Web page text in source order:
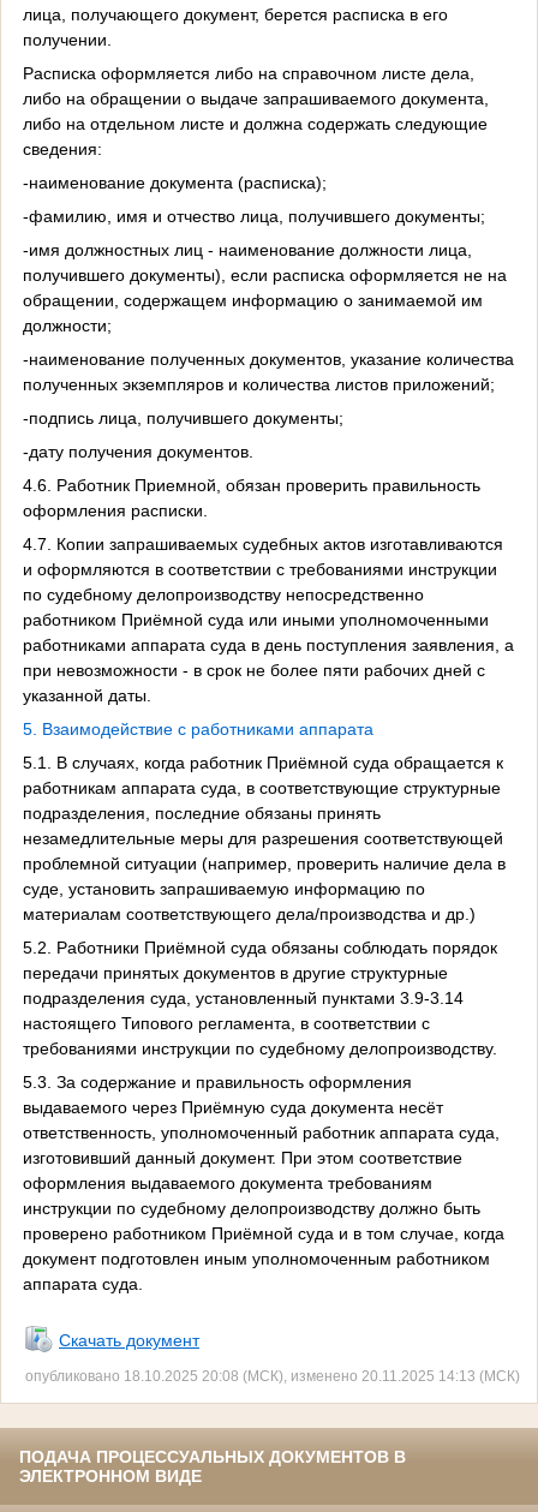
лица, получающего документ, берется расписка в его
получении.
Расписка оформляется либо на справочном листе дела,
либо на обращении о выдаче запрашиваемого документа,
либо на отдельном листе и должна содержать следующие
сведения:
-наименование документа (расписка);
-фамилию, имя и отчество лица, получившего документы;
-имя должностных лиц - наименование должности лица,
получившего документы), если расписка оформляется не на
обращении, содержащем информацию о занимаемой им
должности;
-наименование полученных документов, указание количества
полученных экземпляров и количества листов приложений;
-подпись лица, получившего документы;
-дату получения документов.
4.6. Работник Приемной, обязан проверить правильность
оформления расписки.
4.7. Копии запрашиваемых судебных актов изготавливаются
и оформляются в соответствии с требованиями инструкции
по судебному делопроизводству непосредственно
работником Приёмной суда или иными уполномоченными
работниками аппарата суда в день поступления заявления, а
при невозможности - в срок не более пяти рабочих дней с
указанной даты.
5. Взаимодействие с работниками аппарата
5.1. В случаях, когда работник Приёмной суда обращается к
работникам аппарата суда, в соответствующие структурные
подразделения, последние обязаны принять
незамедлительные меры для разрешения соответствующей
проблемной ситуации (например, проверить наличие дела в
суде, установить запрашиваемую информацию по
материалам соответствующего дела/производства и др.)
5.2. Работники Приёмной суда обязаны соблюдать порядок
передачи принятых документов в другие структурные
подразделения суда, установленный пунктами 3.9-3.14
настоящего Типового регламента, в соответствии с
требованиями инструкции по судебному делопроизводству.
5.3. За содержание и правильность оформления
выдаваемого через Приёмную суда документа несёт
ответственность, уполномоченный работник аппарата суда,
изготовивший данный документ. При этом соответствие
оформления выдаваемого документа требованиям
инструкции по судебному делопроизводству должно быть
проверено работником Приёмной суда и в том случае, когда
документ подготовлен иным уполномоченным работником
аппарата суда.
Скачать документ
опубликовано 18.10.2025 20:08 (МСК), изменено 20.11.2025 14:13 (МСК)
ПОДАЧА ПРОЦЕССУАЛЬНЫХ ДОКУМЕНТОВ В
ЭЛЕКТРОННОМ ВИДЕ